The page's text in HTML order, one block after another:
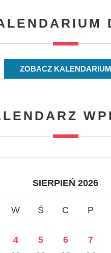
ZOBACZ KALENDARIUM
SIERPIEŃ 2026
W Ś C P
4 5 6 7